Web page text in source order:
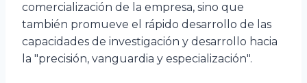
comercialización de la empresa, sino que
también promueve el rápido desarrollo de las
capacidades de investigación y desarrollo hacia
la "precisión, vanguardia y especialización".